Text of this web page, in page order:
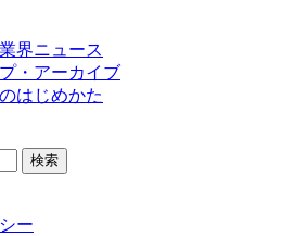
界ニュース
・アーカイブ
はじめかた
ー